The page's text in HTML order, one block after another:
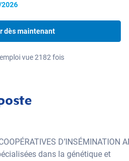
dès maintenant
vue 2182 fois
D’INSÉMINATION
dans la génétique et